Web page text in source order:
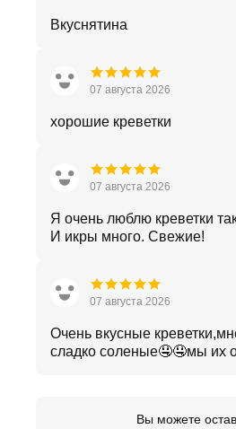
Вкуснятина
07 августа 2026
хорошие креветки
07 августа 2026
Я очень люблю креветки
И икры много. Свежие!
07 августа 2026
Очень вкусные
сладко соленые🤤🤤мы их
Вы можете